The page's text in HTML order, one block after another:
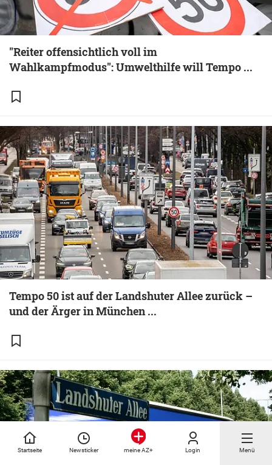
Startseite Newsticker meine AZ+ Login Menü
"Reiter offensichtlich voll im
Wahlkampfmodus": Umwelthilfe will Tempo ...
Tempo 50 ist auf der Landshuter Allee zurück –
und der Ärger in München ...